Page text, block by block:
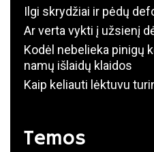
Ilgi skrydžiai ir pėdų
Ar verta vykti į užsienį
Kodėl nebelieka pinigų
namų išlaidų klaidos
Kaip keliauti lėktuvu
Temos